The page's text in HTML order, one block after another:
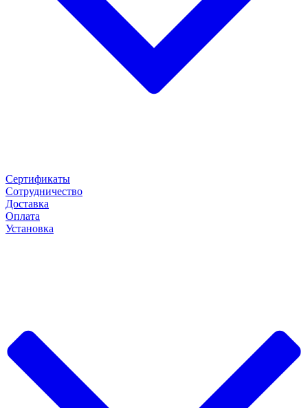
Сертификаты
Сотрудничество
Доставка
Оплата
Установка